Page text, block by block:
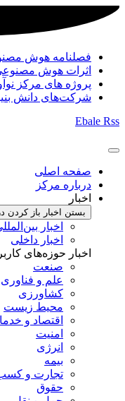
فصلنامه هوش
اثرات هوش
پروژه های مرکز
شرکت‌های دانش
Ebale Rss
صفحه اصلی
درباره مرکز
اخبار
بستن اخبار باز کردن
اخبار
اخبار داخلی
اخبار حوزه‌های
صنعت
علم و فناوری
کشاورزی
محیط زیست
اقتصاد و
امنیت
انرژی
بیمه
تجارت و کسب
حقوق